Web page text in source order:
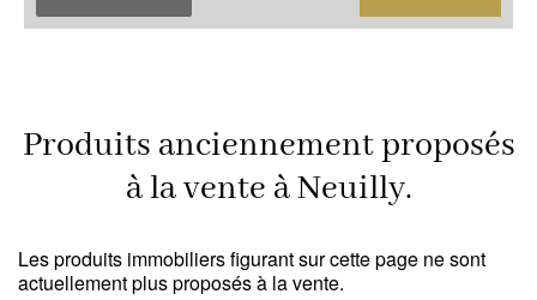
Garage / Parking (0)
Produits anciennement proposés
à la vente à Neuilly.
Les produits immobiliers figurant sur cette page ne sont
actuellement plus proposés à la vente.